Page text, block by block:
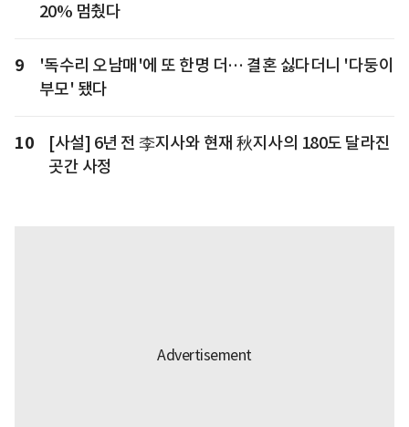
20% 멈췄다
9
'독수리 오남매'에 또 한명 더… 결혼 싫다더니 '다둥이
부모' 됐다
10
[사설] 6년 전 李지사와 현재 秋지사의 180도 달라진
곳간 사정